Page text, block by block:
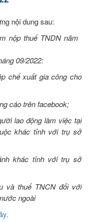
nội dung sau:
nộp thuế TNDN năm
09/2022:
chế xuất gia công cho
cáo trên facebook;
lao động làm việc tại
khác tỉnh với trụ sở
khác tỉnh với trụ sở
và thuế TNCN đối với
ngoài
.